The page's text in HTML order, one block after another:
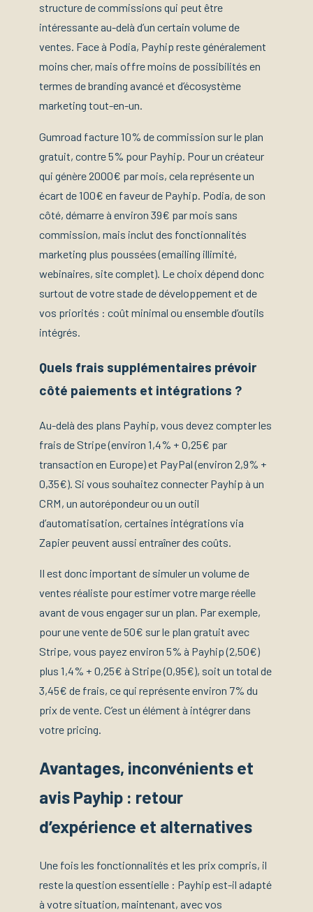
structure de commissions qui peut être
intéressante au-delà d’un certain volume de
ventes. Face à Podia, Payhip reste généralement
moins cher, mais offre moins de possibilités en
termes de branding avancé et d’écosystème
marketing tout-en-un.
Gumroad facture 10% de commission sur le plan
gratuit, contre 5% pour Payhip. Pour un créateur
qui génère 2000€ par mois, cela représente un
écart de 100€ en faveur de Payhip. Podia, de son
côté, démarre à environ 39€ par mois sans
commission, mais inclut des fonctionnalités
marketing plus poussées (emailing illimité,
webinaires, site complet). Le choix dépend donc
surtout de votre stade de développement et de
vos priorités : coût minimal ou ensemble d’outils
intégrés.
Quels frais supplémentaires prévoir
côté paiements et intégrations ?
Au-delà des plans Payhip, vous devez compter les
frais de Stripe (environ 1,4% + 0,25€ par
transaction en Europe) et PayPal (environ 2,9% +
0,35€). Si vous souhaitez connecter Payhip à un
CRM, un autorépondeur ou un outil
d’automatisation, certaines intégrations via
Zapier peuvent aussi entraîner des coûts.
Il est donc important de simuler un volume de
ventes réaliste pour estimer votre marge réelle
avant de vous engager sur un plan. Par exemple,
pour une vente de 50€ sur le plan gratuit avec
Stripe, vous payez environ 5% à Payhip (2,50€)
plus 1,4% + 0,25€ à Stripe (0,95€), soit un total de
3,45€ de frais, ce qui représente environ 7% du
prix de vente. C’est un élément à intégrer dans
votre pricing.
Avantages, inconvénients et
avis Payhip : retour
d’expérience et alternatives
Une fois les fonctionnalités et les prix compris, il
reste la question essentielle : Payhip est-il adapté
à votre situation, maintenant, avec vos